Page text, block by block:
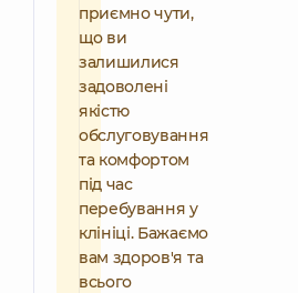
приємно чути,
що ви
залишилися
задоволені
якістю
обслуговування
та комфортом
під час
перебування у
клініці. Бажаємо
вам здоров'я та
всього